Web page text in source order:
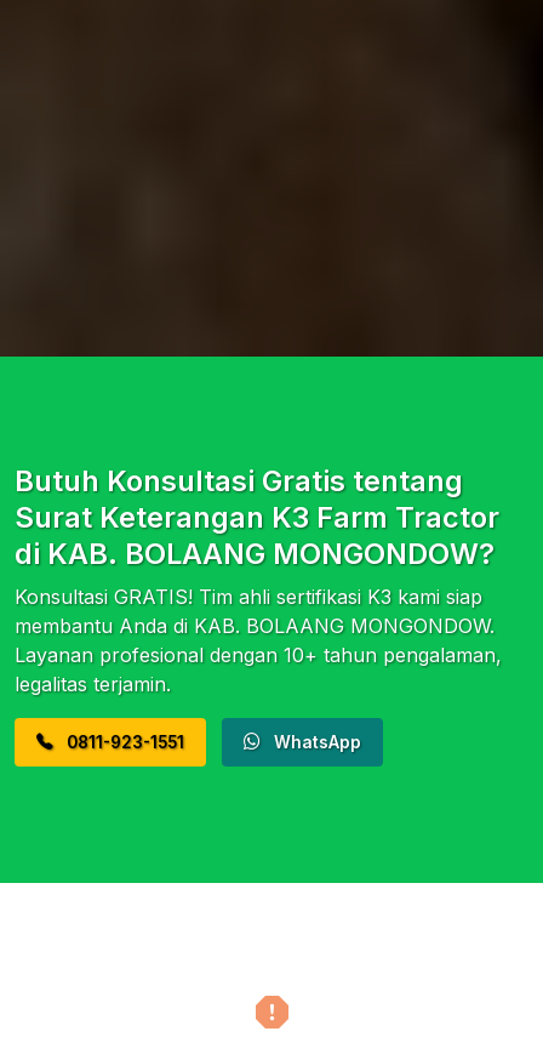
Butuh Konsultasi Gratis tentang
Surat Keterangan K3 Farm Tractor
di KAB. BOLAANG MONGONDOW?
Konsultasi GRATIS! Tim ahli sertifikasi K3 kami siap
membantu Anda di KAB. BOLAANG MONGONDOW.
Layanan profesional dengan 10+ tahun pengalaman,
legalitas terjamin.
0811-923-1551 WhatsApp